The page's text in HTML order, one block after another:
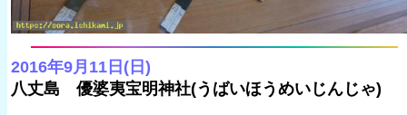
2016年9月11日(日)
八丈島 優婆夷宝明神社(うばいほうめいじんじゃ)